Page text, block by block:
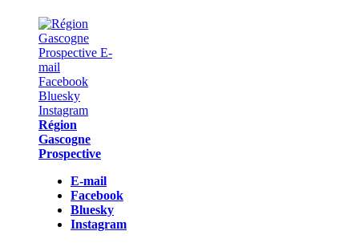
Région
Gascogne
Prospective
E-mail
Facebook
Bluesky
Instagram